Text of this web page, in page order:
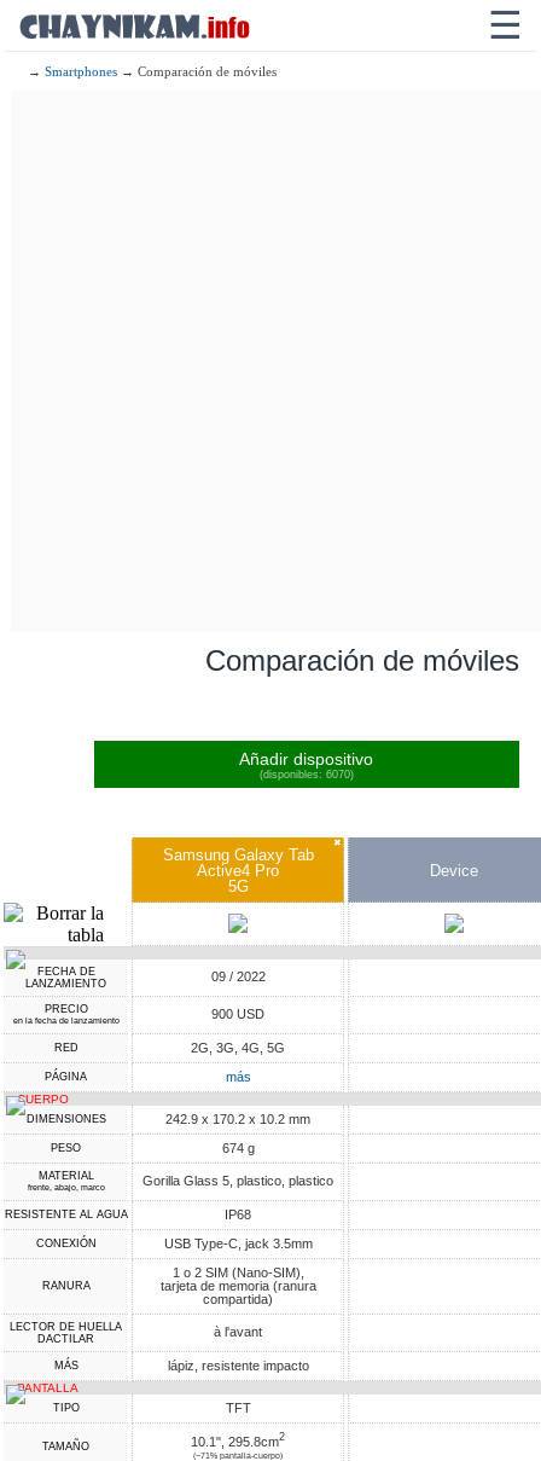
☰
→Smartphones → Comparación de móviles
Comparación de móviles
Añadir dispositivo
(disponibles: 6070)
✖
Samsung Galaxy Tab
Active4 Pro
5G
Device
FECHA DE
LANZAMIENTO
09 / 2022
PRECIO
en la fecha de lanzamiento 900 USD
RED 2G, 3G, 4G, 5G
PÁGINA más
CUERPO
DIMENSIONES 242.9 x 170.2 x 10.2 mm
PESO 674 g
MATERIAL
frente, abajo, marco Gorilla Glass 5, plastico, plastico
RESISTENTE AL AGUA IP68
CONEXIÓN USB Type-C, jack 3.5mm
RANURA
1 o 2 SIM (Nano-SIM),
tarjeta de memoria (ranura
compartida)
LECTOR DE HUELLA
DACTILAR
à l'avant
MÁS lápiz, resistente impacto
PANTALLA
TIPO TFT
TAMAÑO 10.1", 295.8cm2
(~71% pantalla-cuerpo)